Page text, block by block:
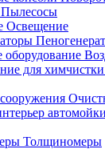
Пылесосы
Освещение
Толщиномеры